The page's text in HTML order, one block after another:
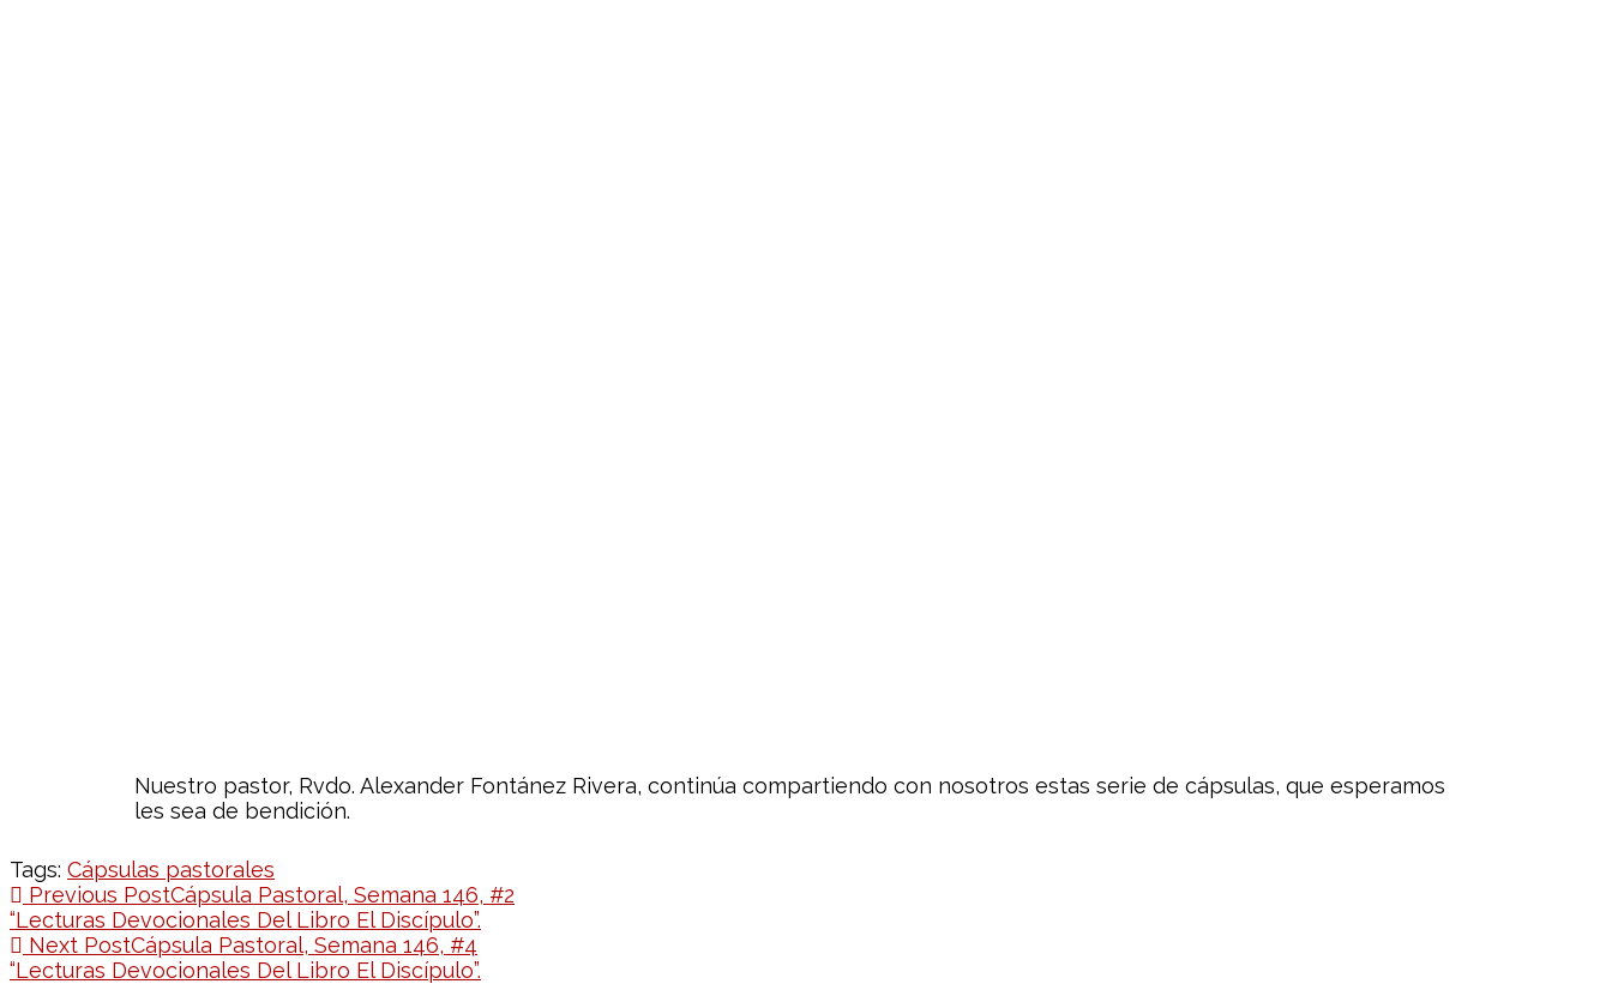
Nuestro pastor, Rvdo. Alexander Fontánez Rivera, continúa compartiendo con nosotros estas serie de cápsulas, que esperamos
les sea de bendición.
Tags: Cápsulas pastorales
Previous PostCápsula Pastoral, Semana 146, #2
“Lecturas Devocionales Del Libro El Discípulo”.
Next PostCápsula Pastoral, Semana 146, #4
“Lecturas Devocionales Del Libro El Discípulo”.